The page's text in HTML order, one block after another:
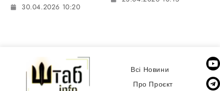
30.04.2026 10:20
Всі Новини
Про Проєкт